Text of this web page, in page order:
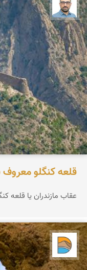
بابک ارجمندی
قلعه کنگلو معروف
عقاب مازندران یا قلعه
دریاچه کویر